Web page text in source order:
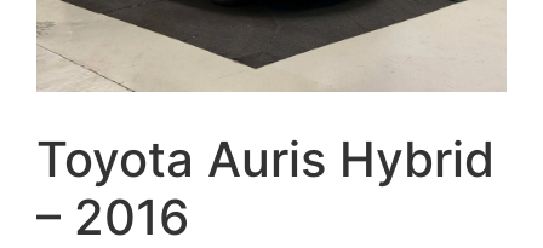
Toyota Auris Hybrid
– 2016